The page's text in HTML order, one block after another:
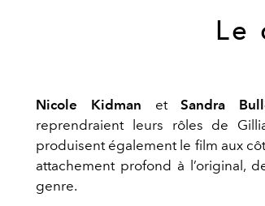
Le
Nicole Kidman etSandra
reprendraient leurs rôles de
produisent également le film aux
attachement profond à l’original,
genre.